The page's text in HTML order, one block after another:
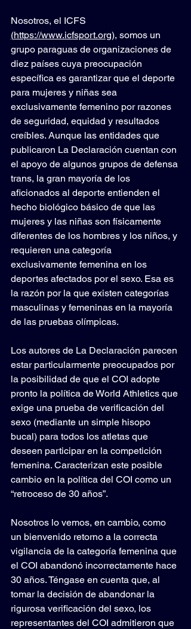
Nosotros, el ICFS
(https://www.icfsport.org), somos un
grupo paraguas de organizaciones de
diez países cuya preocupación
específica es garantizar que el deporte
para mujeres y niñas sea
exclusivamente femenino por razones
de seguridad, equidad y resultados
creíbles. Aunque las entidades que
publicaron La Declaración cuentan con
el apoyo de algunos grupos de defensa
trans, la gran mayoría de los
aficionados al deporte entienden el
hecho biológico básico de que las
mujeres y las niñas son físicamente
diferentes de los hombres y los niños, y
requieren una categoría
exclusivamente femenina en los
deportes afectados por el sexo. Esa es
la razón por la que existen categorías
masculinas y femeninas en la mayoría
de las pruebas olímpicas.
Los autores de La Declaración parecen
estar particularmente preocupados por
la posibilidad de que el COI adopte
pronto la política de World Athletics que
exige una prueba de verificación del
sexo (mediante un simple hisopo
bucal) para todos los atletas que
deseen participar en la competición
femenina. Caracterizan este posible
cambio en la política del COI como un
“retroceso de 30 años”.
Nosotros lo vemos, en cambio, como
un bienvenido retorno a la correcta
vigilancia de la categoría femenina que
el COI abandonó incorrectamente hace
30 años. Téngase en cuenta que, al
tomar la decisión de abandonar la
rigurosa verificación del sexo, los
representantes del COI admitieron que